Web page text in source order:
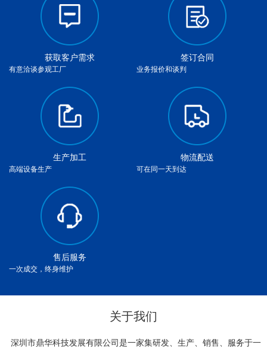
获取客户需求
有意洽谈参观工厂
签订合同
业务报价和谈判
生产加工
高端设备生产
物流配送
可在同一天到达
售后服务
一次成交，终身维护
关于我们
深圳市鼎华科技发展有限公司是一家集研发、生产、销售、服务于一